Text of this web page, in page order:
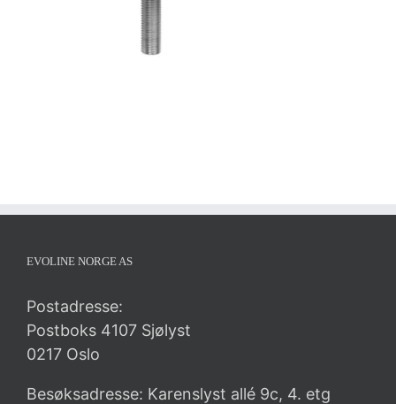
EVOLINE NORGE AS
Postadresse:
Postboks 4107 Sjølyst
0217 Oslo
Besøksadresse: Karenslyst allé 9c, 4. etg